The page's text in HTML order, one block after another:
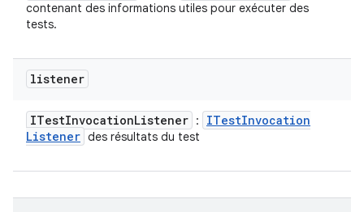
contenant des informations utiles pour exécuter des
tests.
listener
ITestInvocationListener : ITestInvocation
Listener des résultats du test